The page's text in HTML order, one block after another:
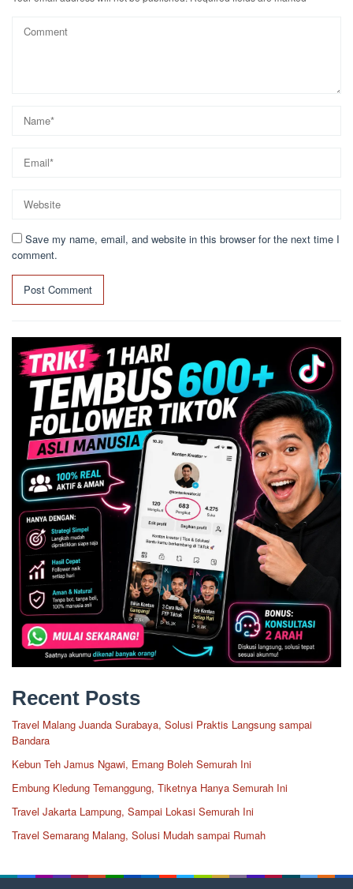
Save my name, email, and website in this browser for the next time I
comment.
Recent Posts
Travel Malang Juanda Surabaya, Solusi Praktis Langsung sampai
Bandara
Kebun Teh Jamus Ngawi, Emang Boleh Semurah Ini
Embung Kledung Temanggung, Tiketnya Hanya Semurah Ini
Travel Jakarta Lampung, Sampai Lokasi Semurah Ini
Travel Semarang Malang, Solusi Mudah sampai Rumah